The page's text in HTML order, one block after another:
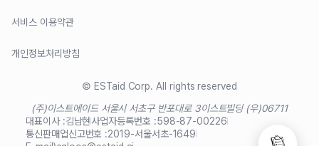
서비스 이용약관
개인정보처리방침
© ESTaid Corp. All rights reserved
(주)이스트에이드 서울시 서초구 반포대로 3이스트빌딩 (우)06711
대표이사 :김남현사업자등록번호 :598-87-00226
통신판매업신고번호 :2019-서울서초-1649